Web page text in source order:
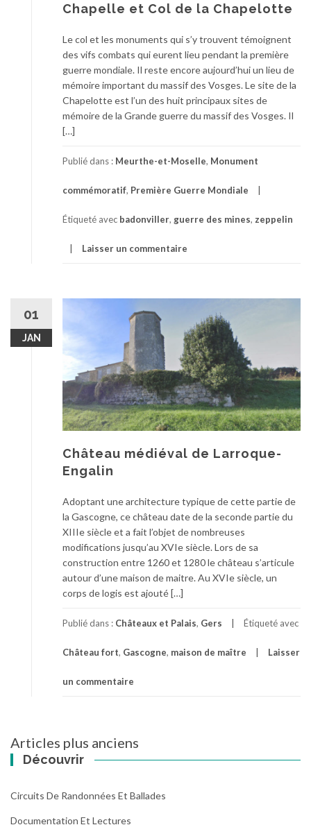
Chapelle et Col de la Chapelotte
Le col et les monuments qui s’y trouvent témoignent
des vifs combats qui eurent lieu pendant la première
guerre mondiale. Il reste encore aujourd’hui un lieu de
mémoire important du massif des Vosges. Le site de la
Chapelotte est l’un des huit principaux sites de
mémoire de la Grande guerre du massif des Vosges. Il
[…]
Publié dans : Meurthe-et-Moselle, Monument
commémoratif, Première Guerre Mondiale
Étiqueté avec badonviller, guerre des mines, zeppelin
Laisser un commentaire
01
JAN
Château médiéval de Larroque-
Engalin
Adoptant une architecture typique de cette partie de
la Gascogne, ce château date de la seconde partie du
XIIIe siècle et a fait l’objet de nombreuses
modifications jusqu’au XVIe siècle. Lors de sa
construction entre 1260 et 1280 le château s’articule
autour d’une maison de maitre. Au XVIe siècle, un
corps de logis est ajouté […]
Publié dans : Châteaux et Palais, Gers Étiqueté avec
Château fort, Gascogne, maison de maître Laisser
un commentaire
Navigation
des
articles
Articles plus anciens
Découvrir
Circuits De Randonnées Et Ballades
Documentation Et Lectures